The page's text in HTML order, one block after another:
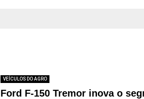
VEÍCULOS DO AGRO
Ford F-150 Tremor inova o